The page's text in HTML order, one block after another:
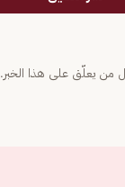
من يعلّق على هذا الخبر.